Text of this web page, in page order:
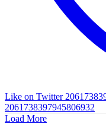
Like on Twitter
2061738397945806932
Load More